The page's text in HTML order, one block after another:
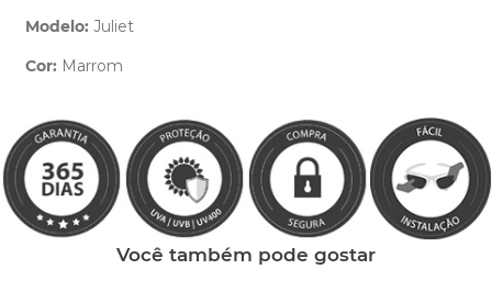
Modelo: Juliet
Cor: Marrom
Você também pode gostar